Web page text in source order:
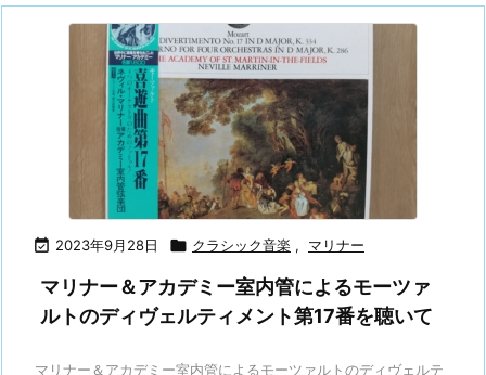
 2023年9月28日  クラシック音楽 , マリナー
マリナー＆アカデミー室内管によるモーツァ
ルトのディヴェルティメント第17番を聴いて
マリナー＆アカデミー室内管によるモーツァルトのディヴェルテ